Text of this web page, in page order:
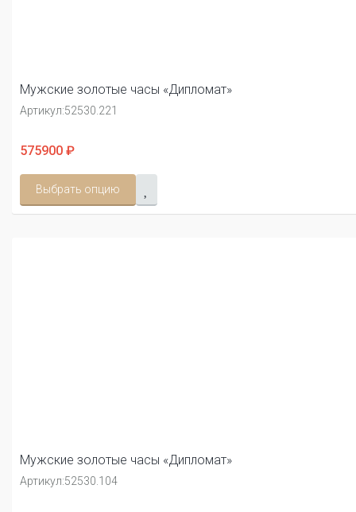
Мужские золотые часы «Дипломат»
Артикул:52530.221
575900 ₽
Выбрать опцию
Мужские золотые часы «Дипломат»
Артикул:52530.104